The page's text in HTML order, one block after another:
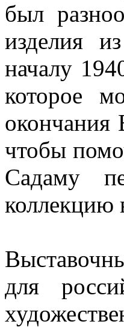
был
изделия
началу
которое
окончания
чтобы
Садаму
коллекцию
для